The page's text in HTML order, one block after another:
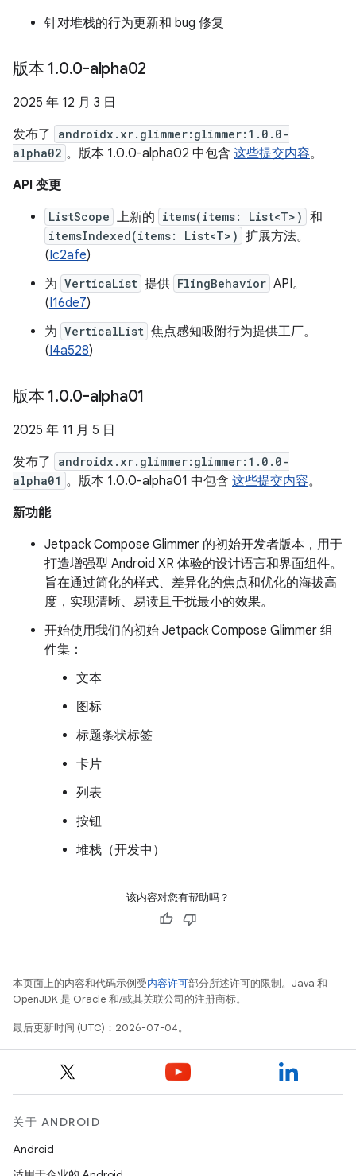
针对堆栈的行为更新和 bug 修复
版本 1.0.0-alpha02
2025 年 12 月 3 日
发布了
androidx.xr.glimmer:glimmer:1.0.0-
alpha02 。版本 1.0.0-alpha02 中包含 这些提交内容。
API 变更
ListScope 上新的 items(items: List<T>) 和
itemsIndexed(items: List<T>) 扩展方法。
(Ic2afe)
为 VerticaList 提供 FlingBehavior API。
(I16de7)
为 VerticalList 焦点感知吸附行为提供工厂。
(I4a528)
版本 1.0.0-alpha01
2025 年 11 月 5 日
发布了
androidx.xr.glimmer:glimmer:1.0.0-
alpha01 。版本 1.0.0-alpha01 中包含 这些提交内容。
新功能
Jetpack Compose Glimmer 的初始开发者版本，用于
打造增强型 Android XR 体验的设计语言和界面组件。
旨在通过简化的样式、差异化的焦点和优化的海拔高
度，实现清晰、易读且干扰最小的效果。
开始使用我们的初始 Jetpack Compose Glimmer 组
件集：
文本
图标
标题条状标签
卡片
列表
按钮
堆栈（开发中）
该内容对您有帮助吗？
本页面上的内容和代码示例受内容许可部分所述许可的限制。Java 和
OpenJDK 是 Oracle 和/或其关联公司的注册商标。
最后更新时间 (UTC)：2026-07-04。
关于 ANDROID
Android